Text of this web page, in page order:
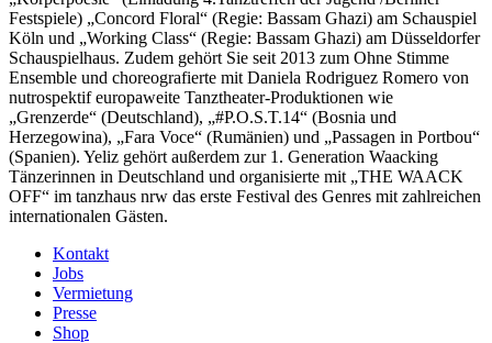
Festspiele) „Concord Floral“ (Regie: Bassam Ghazi) am Schauspiel
Köln und „Working Class“ (Regie: Bassam Ghazi) am Düsseldorfer
Schauspielhaus. Zudem gehört Sie seit 2013 zum Ohne Stimme
Ensemble und choreografierte mit Daniela Rodriguez Romero von
nutrospektif europaweite Tanztheater-Produktionen wie
„Grenzerde“ (Deutschland), „#P.O.S.T.14“ (Bosnia und
Herzegowina), „Fara Voce“ (Rumänien) und „Passagen in Portbou“
(Spanien). Yeliz gehört außerdem zur 1. Generation Waacking
Tänzerinnen in Deutschland und organisierte mit „THE WAACK
OFF“ im tanzhaus nrw das erste Festival des Genres mit zahlreichen
internationalen Gästen.
Kontakt
Jobs
Vermietung
Presse
Shop